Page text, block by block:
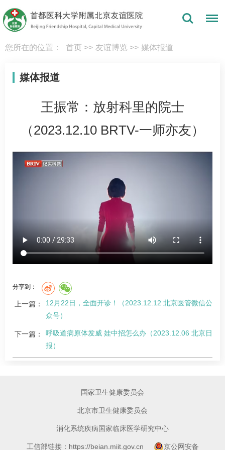
您所在的位置： 首页 >> 友谊博览 >> 媒体报道
媒体报道
王振常：放射科里的院士
（2023.12.10 BRTV-一师亦友）
分享到：
上一篇：
12月22日，全面开诊！（2023.12.12 北京医管微信公
众号）
下一篇：
呼吸道病原体发威 娃中招怎么办（2023.12.06 北京日
报）
国家卫生健康委员会
北京市卫生健康委员会
消化系统疾病国家临床医学研究中心
工信部链接：https://beian.miit.gov.cn 京公网安备